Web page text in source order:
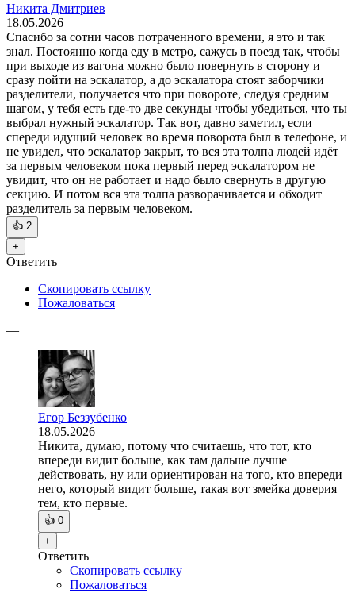
Никита Дмитриев
18.05.2026
Спасибо за сотни часов потраченного времени, я это и так
знал. Постоянно когда еду в метро, сажусь в поезд так, чтобы
при выходе из вагона можно было повернуть в сторону и
сразу пойти на эскалатор, а до эскалатора стоят заборчики
разделители, получается что при повороте, следуя средним
шагом, у тебя есть где-то две секунды чтобы убедиться, что ты
выбрал нужный эскалатор. Так вот, давно заметил, если
спереди идущий человек во время поворота был в телефоне, и
не увидел, что эскалатор закрыт, то вся эта толпа людей идёт
за первым человеком пока первый перед эскалатором не
увидит, что он не работает и надо было свернуть в другую
секцию. И потом вся эта толпа разворачивается и обходит
разделитель за первым человеком.
👍 2
+
Ответить
Скопировать ссылку
Пожаловаться
—
Егор Беззубенко
18.05.2026
Никита, думаю, потому что считаешь, что тот, кто
впереди видит больше, как там дальше лучше
действовать, ну или ориентирован на того, кто впереди
него, который видит больше, такая вот змейка доверия
тем, кто первые.
👍 0
+
Ответить
Скопировать ссылку
Пожаловаться